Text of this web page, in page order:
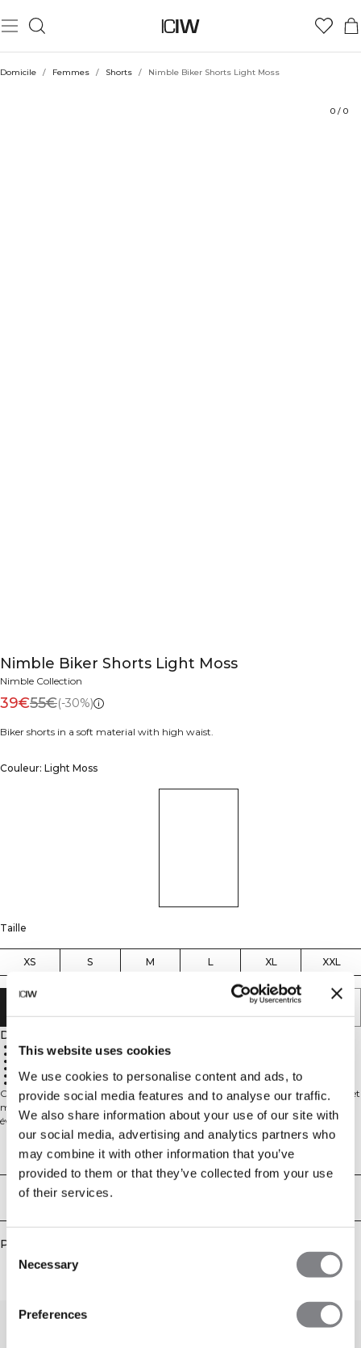
This website uses cookies
We use cookies to personalise content and ads, to
provide social media features and to analyse our traffic.
We also share information about your use of our site with
our social media, advertising and analytics partners who
may combine it with other information that you’ve
provided to them or that they’ve collected from your use
of their services.
Consent
Selection
Necessary
Preferences
Domicile / Femmes / Shorts / Nimble Biker Shorts Light Moss
0 / 0
Nimble Biker Shorts Light Moss
Nimble Collection
39€55€(-30%)
Biker shorts in a soft material with high waist.
Couleur: Light Moss
Taille
XS S M L XL XXL
Description
360° movement
ICIW logo
20 cm inseam
75% Nylon, 25% Spandex
Conçu pour tous types d'entraînements comme le Yoga, la marche sportive et
même la détente sur canapé. En raison de la nature douce du tissu, veuillez
éviter les objets pointus, le velcro et les haltères. Fabriqué avec notre tissu le
plus doux à ce jour ! Ces shorts offrent une liberté de mouvement à 360° avec
le logo ICIW et sont disponibles en plusieurs couleurs. Ils présentent une taille
haute avec un entrejambe de 20 cm pour une couverture et un confort
optimaux. 75% Nylon, 25% Elastan.
Aspects techniques
Livraison & retours
Produits similaires